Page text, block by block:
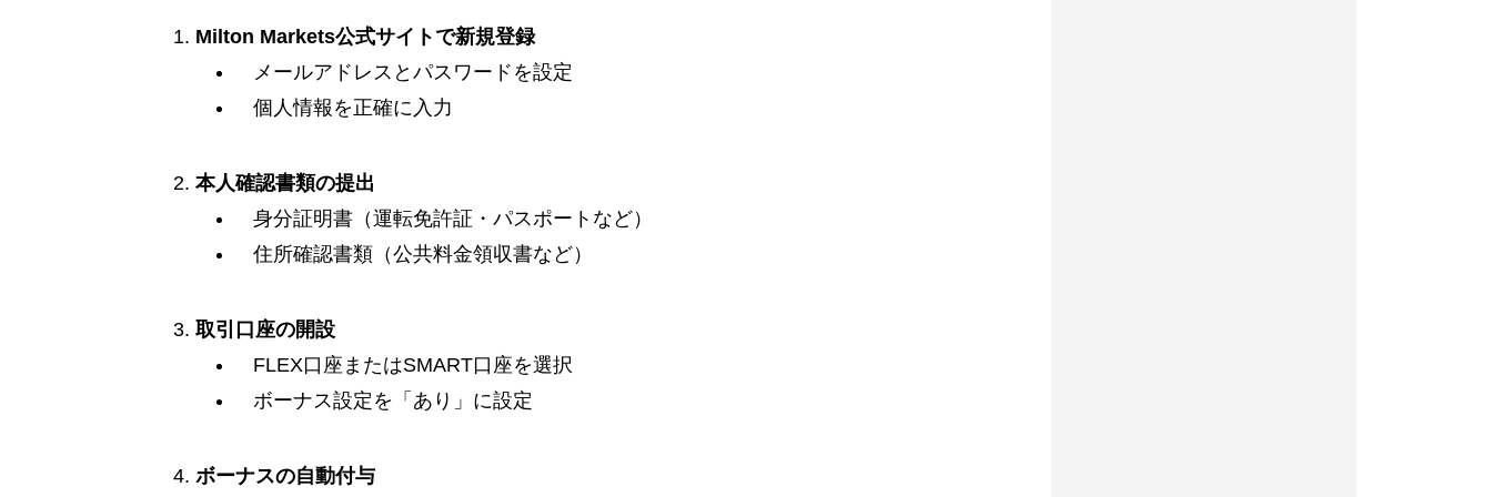
Milton Markets公式サイトで新規登録
メールアドレスとパスワードを設定
個人情報を正確に入力
本人確認書類の提出
身分証明書（運転免許証・パスポートなど）
住所確認書類（公共料金領収書など）
取引口座の開設
FLEX口座またはSMART口座を選択
ボーナス設定を「あり」に設定
ボーナスの自動付与